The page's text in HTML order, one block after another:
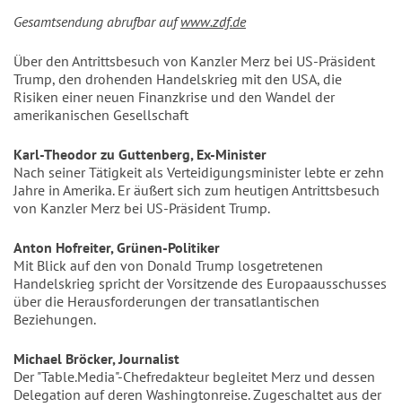
Gesamtsendung abrufbar aufwww.zdf.de
Über den Antrittsbesuch von Kanzler Merz bei US-Präsident
Trump, den drohenden Handelskrieg mit den USA, die
Risiken einer neuen Finanzkrise und den Wandel der
amerikanischen Gesellschaft
Karl-Theodor zu Guttenberg, Ex-Minister
Nach seiner Tätigkeit als Verteidigungsminister lebte er zehn
Jahre in Amerika. Er äußert sich zum heutigen Antrittsbesuch
von Kanzler Merz bei US-Präsident Trump.
Anton Hofreiter, Grünen-Politiker
Mit Blick auf den von Donald Trump losgetretenen
Handelskrieg spricht der Vorsitzende des Europaausschusses
über die Herausforderungen der transatlantischen
Beziehungen.
Michael Bröcker, Journalist
Der "Table.Media"-Chefredakteur begleitet Merz und dessen
Delegation auf deren Washingtonreise. Zugeschaltet aus der